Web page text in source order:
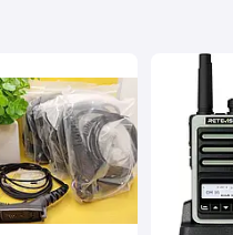
для связи там, где не
охотника и рыбака.
в
аккумуляторная
сканирования
заряда
диапазон
– 130